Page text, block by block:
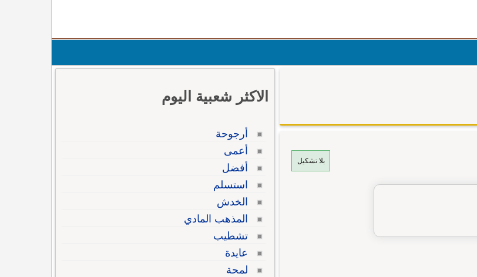
بلا تشكيل
الاكثر شعبية اليوم
أرجوحة
أعمى
أفضل
استسلم
الخدش
المذهب المادي
تشطيب
عايدة
لمحة